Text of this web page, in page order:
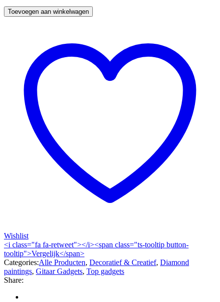
Toevoegen aan winkelwagen
Wishlist
<i class="fa fa-retweet"></i><span class="ts-tooltip button-
tooltip">Vergelijk</span>
Categories:Alle Producten, Decoratief & Creatief, Diamond
paintings, Gitaar Gadgets, Top gadgets
Share: